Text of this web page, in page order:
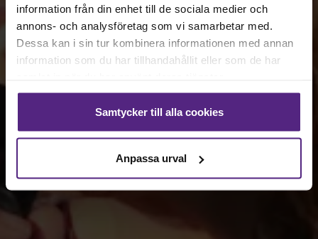
information från din enhet till de sociala medier och
annons- och analysföretag som vi samarbetar med.
Dessa kan i sin tur kombinera informationen med annan
information som du har tillhandahållit eller som de har
Samtycker till alla cookies
Anpassa urval